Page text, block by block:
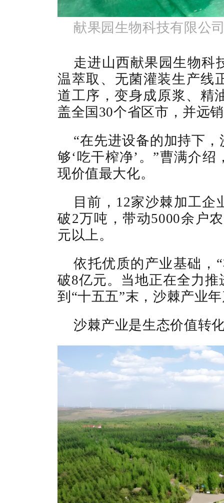
献果园生物科技有限公
走进山西献果园生物科
温萃取、无菌灌装生产线
道工序，变身成原浆、精
盖全国30个省区市，并远
“在先进设备的加持下
够‘吃干榨净’。”曹满介
现价值最大化。
目前，12家沙棘加工
破2万吨，带动5000余户
元以上。
依托优质的产业基础，
破8亿元。当地正在全力
到“十五五”末，沙棘产业
沙棘产业是生态价值转